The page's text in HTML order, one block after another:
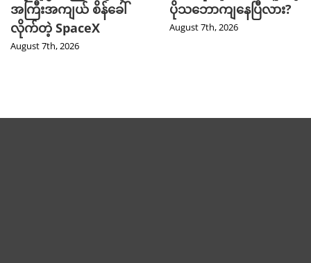
အကြီးအကျယ် စိန်ခေါ်
လိုက်တဲ့ SpaceX
August 7th, 2026
ပိုသဘောကျနေပြီလား?
August 7th, 2026